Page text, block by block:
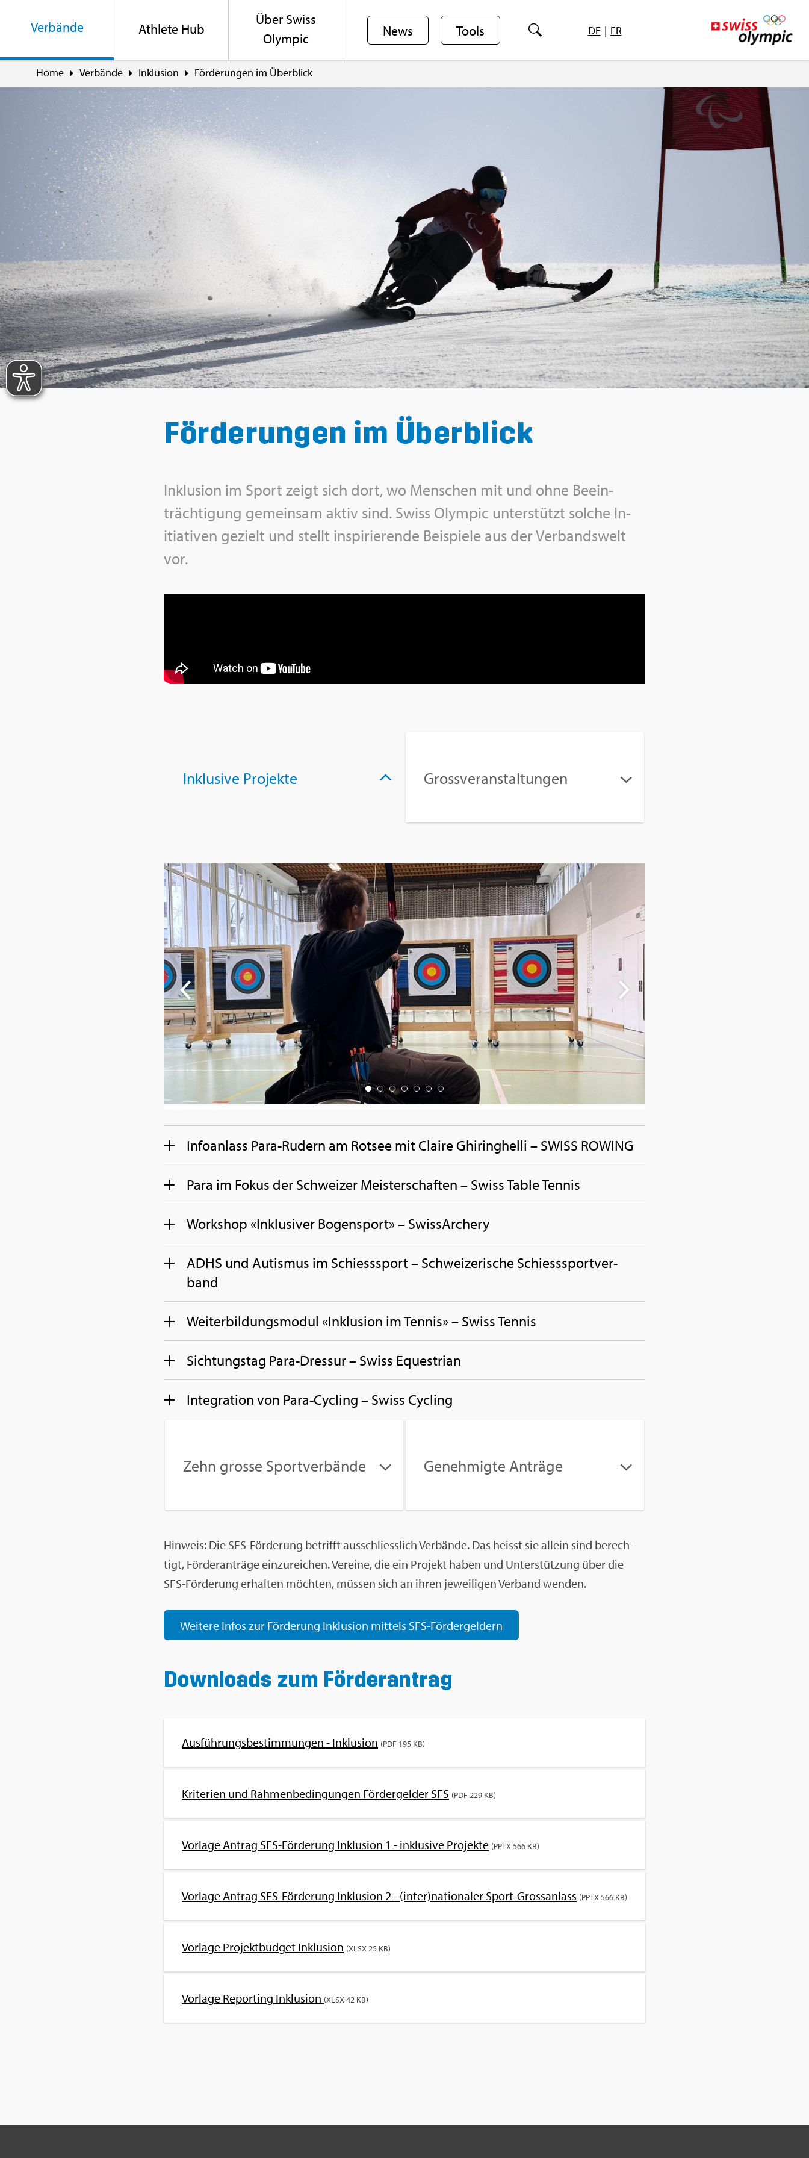
Ver­bän­de Ath­le­te Hub
Über Swiss
Olym­pic
News Tools DE | FR
Home Ver­bän­de In­klu­si­on För­de­run­gen im Über­blick
För­de­run­gen im Über­blick
In­klu­si­on im Sport zeigt sich dort, wo Men­schen mit und ohne Be­ein­
träch­ti­gung ge­mein­sam aktiv sind. Swiss Olym­pic un­ter­stützt sol­che In­
itia­ti­ven ge­zielt und stellt in­spi­rie­ren­de Bei­spie­le aus der Ver­bands­welt
vor.
In­klu­si­ve Pro­jek­te Gross­ver­an­stal­tun­gen
In­fo­an­lass Para-Ru­dern am Rot­see mit Clai­re Ghi­ring­hel­li – SWISS RO­WING
Para im Fokus der Schwei­zer Meis­ter­schaf­ten – Swiss Table Ten­nis
Work­shop «In­klu­si­ver Bo­gen­sport» – Swiss­Ar­che­ry
ADHS und Au­tis­mus im Schiess­sport – Schwei­ze­ri­sche Schiess­sport­ver­
band
Wei­ter­bil­dungs­mo­dul «In­klu­si­on im Ten­nis» – Swiss Ten­nis
Sich­tungs­tag Para-Dres­sur – Swiss Eques­tri­an
In­te­gra­ti­on von Para-Cy­cling – Swiss Cy­cling
Zehn gros­se Sport­ver­bän­de Ge­neh­mig­te An­trä­ge
Hin­weis: Die SFS-För­de­rung be­trifft aus­schliess­lich Ver­bän­de. Das heisst sie al­lein sind be­rech­
tigt, För­der­an­trä­ge ein­zu­rei­chen. Ver­ei­ne, die ein Pro­jekt haben und Un­ter­stüt­zung über die
SFS-För­de­rung er­hal­ten möch­ten, müs­sen sich an ihren je­wei­li­gen Ver­band wen­den.
Wei­te­re Infos zur För­de­rung In­klu­si­on mit­tels SFS-För­der­gel­dern
Down­loads zum För­der­an­trag
Aus­füh­rungs­be­stim­mun­gen - In­klu­si­on (PDF 195 KB)
Kri­te­ri­en und Rah­men­be­din­gun­gen För­der­gel­der SFS (PDF 229 KB)
Vor­la­ge An­trag SFS-För­de­rung In­klu­si­on 1 - in­klu­si­ve Pro­jek­te (PPTX 566 KB)
Vor­la­ge An­trag SFS-För­de­rung In­klu­si­on 2 - (inter)na­tio­na­ler Sport-Gross­an­lass (PPTX 566 KB)
Vor­la­ge Pro­jekt­bud­get In­klu­si­on (XLSX 25 KB)
Vor­la­ge Re­por­ting In­klu­si­on (XLSX 42 KB)